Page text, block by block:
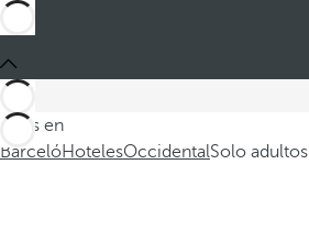
Estás en
BarcelóHotelesOccidentalSolo adultos